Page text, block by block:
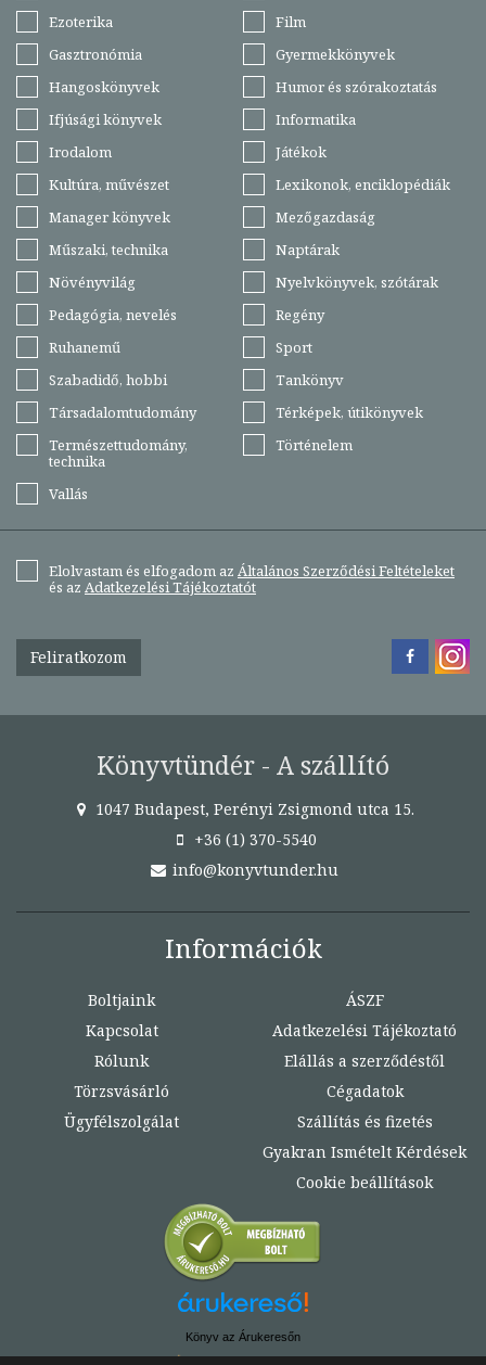
Ezoterika
Film
Gasztronómia
Gyermekkönyvek
Hangoskönyvek
Humor és szórakoztatás
Ifjúsági könyvek
Informatika
Irodalom
Játékok
Kultúra, művészet
Lexikonok, enciklopédiák
Manager könyvek
Mezőgazdaság
Műszaki, technika
Naptárak
Növényvilág
Nyelvkönyvek, szótárak
Pedagógia, nevelés
Regény
Ruhanemű
Sport
Szabadidő, hobbi
Tankönyv
Társadalomtudomány
Térképek, útikönyvek
Természettudomány,
technika
Történelem
Vallás
Elolvastam és elfogadom az Általános Szerződési Feltételeket
és az Adatkezelési Tájékoztatót
Feliratkozom
Könyvtündér - A szállító
1047 Budapest, Perényi Zsigmond utca 15.
+36 (1) 370-5540
info@konyvtunder.hu
Információk
Boltjaink
Kapcsolat
Rólunk
Törzsvásárló
Ügyfélszolgálat
ÁSZF
Adatkezelési Tájékoztató
Elállás a szerződéstől
Cégadatok
Szállítás és fizetés
Gyakran Ismételt Kérdések
Cookie beállítások
Könyv az Árukeresőn